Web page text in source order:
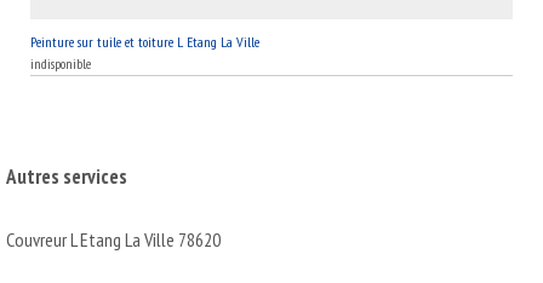
Peinture sur tuile et toiture L Etang La Ville
indisponible
Autres services
Couvreur L Etang La Ville 78620